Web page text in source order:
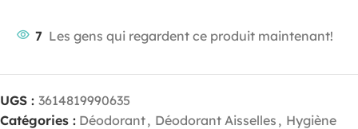
7 Les gens qui regardent ce produit maintenant!
UGS : 3614819990635
Catégories : Déodorant, Déodorant Aisselles , Hygiène